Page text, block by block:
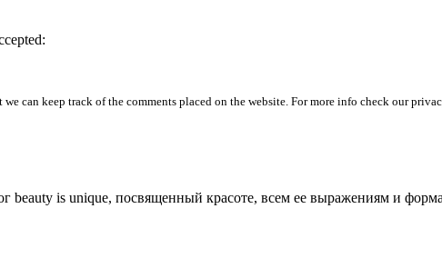
can keep track of the comments placed on the website. For more info check our
beauty is unique, посвященный красоте, всем ее выражениям и